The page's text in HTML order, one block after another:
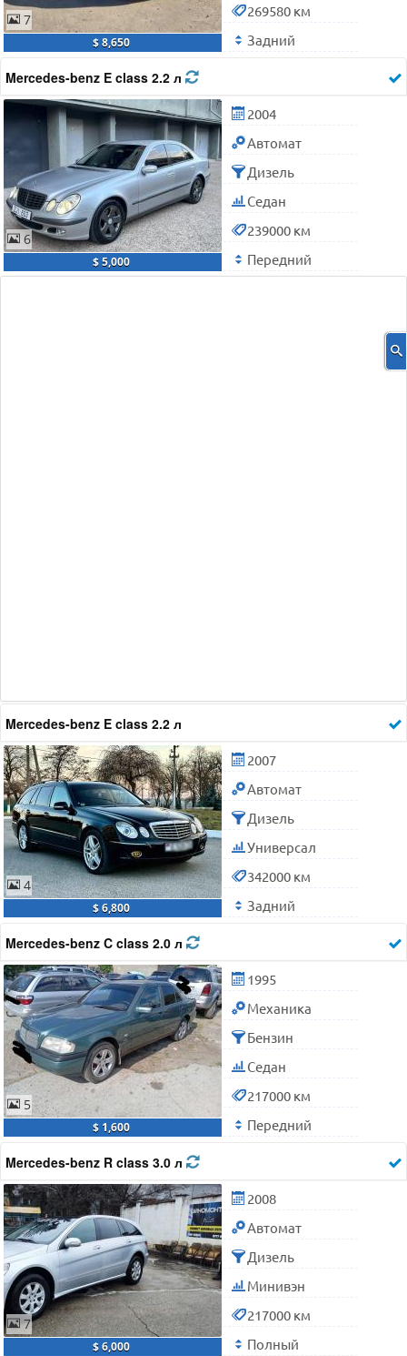
7
$ 8,650
269580 км
Задний
Mercedes-benz E class 2.2 л
6
$ 5,000
2004
Автомат
Дизель
Седан
239000 км
Передний
Mercedes-benz E class 2.2 л
4
$ 6,800
2007
Автомат
Дизель
Универсал
342000 км
Задний
Mercedes-benz C class 2.0 л
5
$ 1,600
1995
Механика
Бензин
Седан
217000 км
Передний
Mercedes-benz R class 3.0 л
7
$ 6,000
2008
Автомат
Дизель
Минивэн
217000 км
Полный